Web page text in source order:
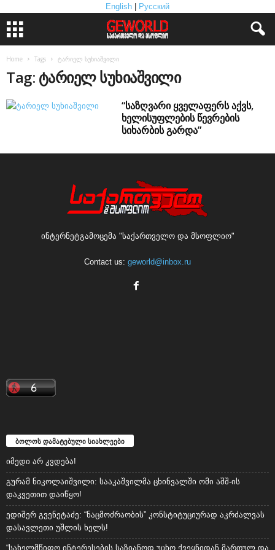
English Русский
Home Tags ტარიელ სუხიაშვილი
Tag: ტარიელ სუხიაშვილი
“საზღვარი ყველაფერს აქვს,
ხელისუფლების წევრების
სიხარბის გარდა”
ინტერნეტგამოცემა "საქართველო და მსოფლიო"
Contact us: geworld@inbox.ru
ბოლოს დამატებული სიახლეები
იმედი არ კვდება!
გურამ ნიკოლაიშვილი: სააკაშვილმა ცხინვალში ომი აშშ-ის
დაკვეთით დაიწყო!
ედიშერ გვენეტაძე: “ნაცმოძრაობის” კონსტიტუციურად აკრძალვას
დასავლეთი უშლის ხელს!
“სახელმწიფო ინტერესების საზიანოდ უცხო ქვეყნიდან მართულ და